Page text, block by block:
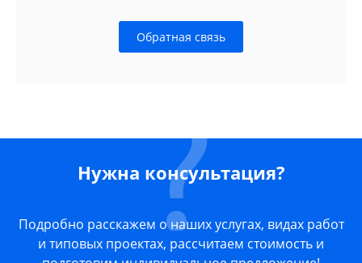
Обратная связь
Нужна консультация?
Подробно расскажем о наших услугах, видах работ
и типовых проектах, рассчитаем стоимость и